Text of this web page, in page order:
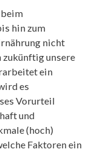
hin zum
nicht
zukünftig unsere
ein
es
Vorurteil
und
(hoch)
Faktoren ein